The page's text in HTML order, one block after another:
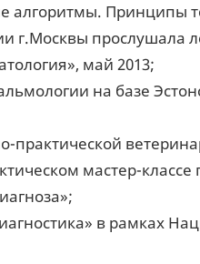
алгоритмы. Принципы
г.Москвы прослушала
май 2013;
на базе
практической
мастер-
в рамках